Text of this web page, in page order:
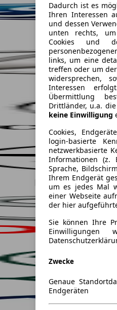
Dadurch ist es
Ihren Interessen
und dessen
unten rechts,
Cookies und
links, um eine
treffen oder um
widersprechen,
Interessen
Übermittlung
Drittländer, u.a. die
keine Einwilligung
Cookies,
login-basierte
netzwerkbasierte
Informationen (z.
Sprache,
Ihrem Endgerät
um es jedes Mal
einer Webseite
der hier
Sie können Ihre
Zwecke
Genaue
Endgeräten